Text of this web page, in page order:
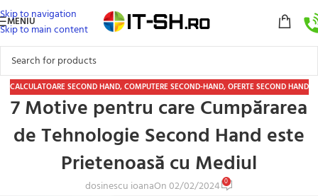
Skip to navigation
Skip to main content
MENIU
CALCULATOARE SECOND HAND,COMPUTERE SECOND-HAND,OFERTE SECOND HAND
7 Motive pentru care Cumpărarea
de Tehnologie Second Hand este
Prietenoasă cu Mediul
dosinescu ioanaOn 02/02/2024 0